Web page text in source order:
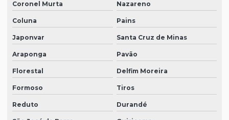
Coronel Murta Nazareno
Coluna Pains
Japonvar Santa Cruz de Minas
Araponga Pavão
Florestal Delfim Moreira
Formoso Tiros
Reduto Durandé